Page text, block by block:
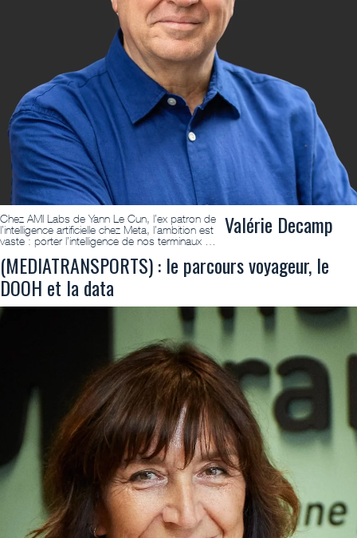
Chez AMI Labs de Yann Le Cun, l’ex patron de
l’intelligence artificielle chez Meta, l’ambition est
vaste : porter l’intelligence de nos terminaux …
Valérie Decamp
(MEDIATRANSPORTS) : le parcours voyageur, le
DOOH et la data